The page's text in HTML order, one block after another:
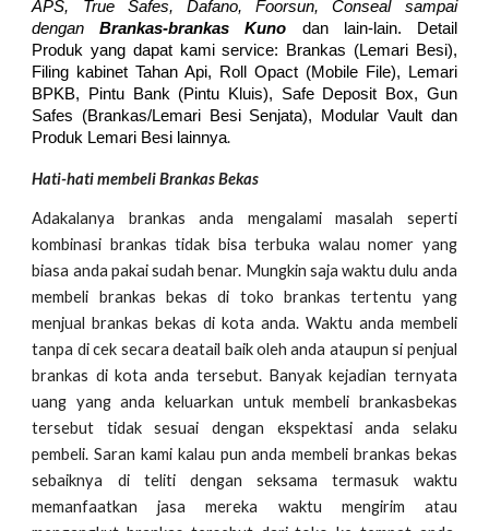
APS, True Safes, Dafano, Foorsun, Conseal sampai
denganBrankas-brankas Kuno dan lain-lain. Detail
Produk yang dapat kami service: Brankas (Lemari Besi),
Filing kabinet Tahan Api, Roll Opact (Mobile File), Lemari
BPKB, Pintu Bank (Pintu Kluis), Safe Deposit Box, Gun
Safes (Brankas/Lemari Besi Senjata), Modular Vault dan
Produk Lemari Besi lainnya.
Hati-hati membeli Brankas Bekas
Adakalanya brankas anda mengalami masalah seperti
kombinasi brankas tidak bisa terbuka walau nomer yang
biasa anda pakai sudah benar. Mungkin saja waktu dulu anda
membeli brankas bekas di toko brankas tertentu yang
menjual brankas bekas di kota anda. Waktu anda membeli
tanpa di cek secara deatail baik oleh anda ataupun si penjual
brankas di kota anda tersebut. Banyak kejadian ternyata
uang yang anda keluarkan untuk membeli brankasbekas
tersebut tidak sesuai dengan ekspektasi anda selaku
pembeli. Saran kami kalau pun anda membeli brankas bekas
sebaiknya di teliti dengan seksama termasuk waktu
memanfaatkan jasa mereka waktu mengirim atau